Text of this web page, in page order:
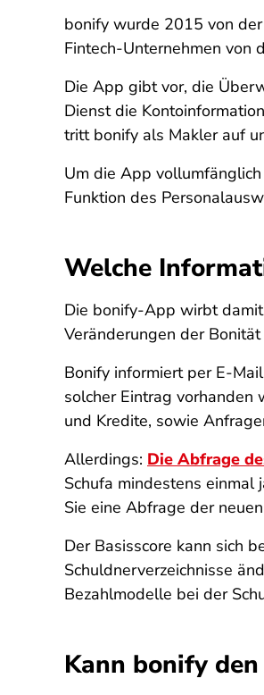
bonify wurde 2015 von
Fintech-Unternehmen von
Die App gibt vor, die
Dienst die
tritt bonify als Makler auf
Um die App
Funktion des
Welche
Die bonify-App wirbt
Veränderungen der
Bonify informiert per E-
solcher Eintrag vorhanden
und Kredite, sowie
Allerdings: Die Abfrage
Schufa mindestens einmal
Sie eine Abfrage der
Der Basisscore kann sich
Schuldnerverzeichnisse
Bezahlmodelle bei der
Kann bonify